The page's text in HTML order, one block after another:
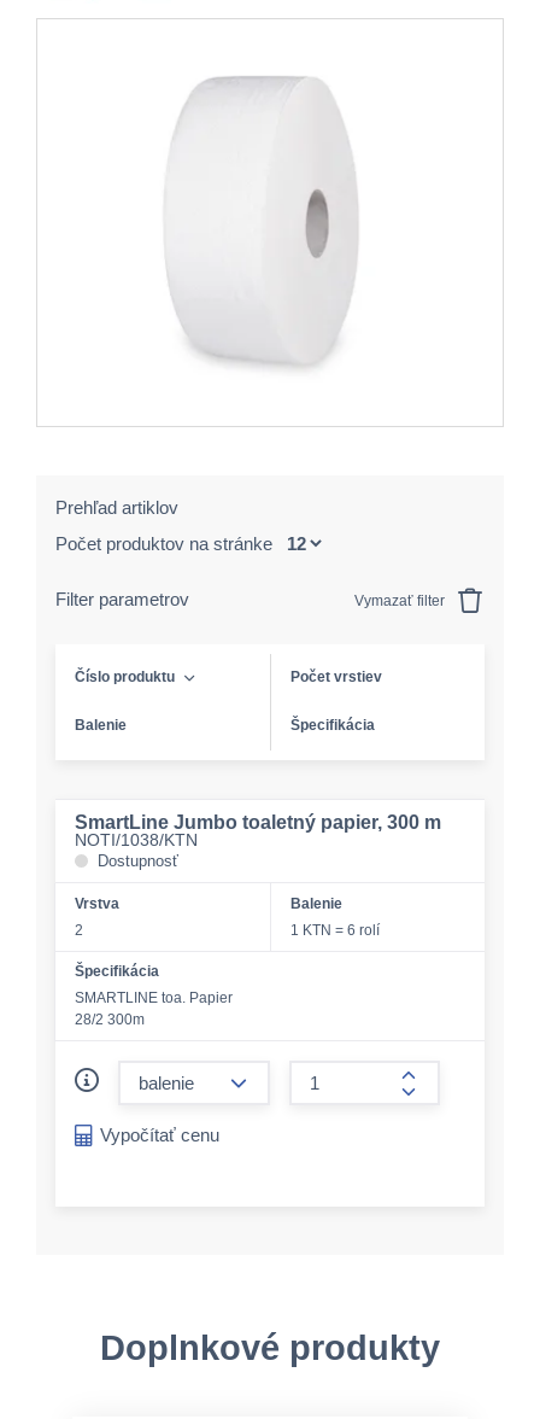
Prehľad artiklov
Počet produktov na stránke
Filter parametrov Vymazať filter
Číslo produktu Počet vrstiev
Balenie Špecifikácia
SmartLine Jumbo toaletný papier, 300 m
NOTI/1038/KTN
Dostupnosť
Vrstva
2
Balenie
1 KTN = 6 rolí
Špecifikácia
SMARTLINE toa. Papier
28/2 300m
form.increase-
Vypočítať cenu
Doplnkové produkty